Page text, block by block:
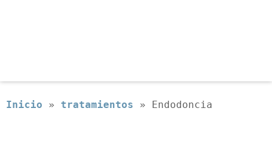
Inicio » tratamientos » Endodoncia